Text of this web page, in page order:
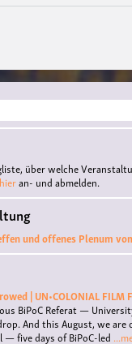
über welche
hieran- und abmelden.
und offenes Plenum
| UN•COLONIAL FILM
BiPoC Referat —
And this August, we are
— five days of BiPoC-led